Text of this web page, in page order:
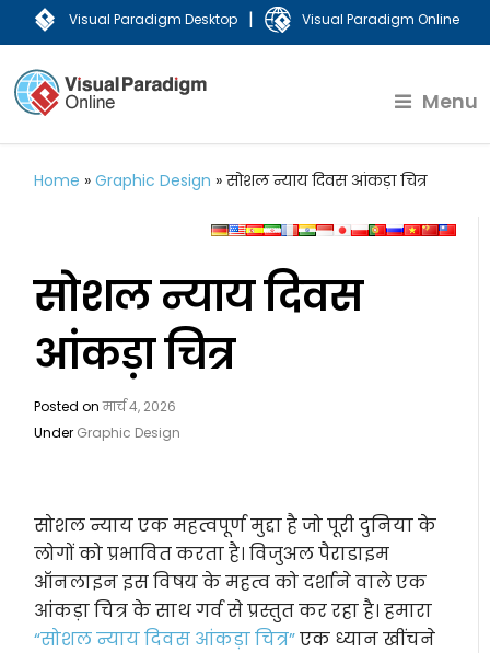
Visual Paradigm Desktop | Visual Paradigm Online
Menu
Home »Graphic Design »सोशल न्याय दिवस आंकड़ा चित्र
सोशल न्याय दिवस
आंकड़ा चित्र
Posted onमार्च 4, 2026
Under Graphic Design
सोशल न्याय एक महत्वपूर्ण मुद्दा है जो पूरी दुनिया के
लोगों को प्रभावित करता है। विजुअल पैराडाइम
ऑनलाइन इस विषय के महत्व को दर्शाने वाले एक
आंकड़ा चित्र के साथ गर्व से प्रस्तुत कर रहा है। हमारा
“सोशल न्याय दिवस आंकड़ा चित्र”एक ध्यान खींचने